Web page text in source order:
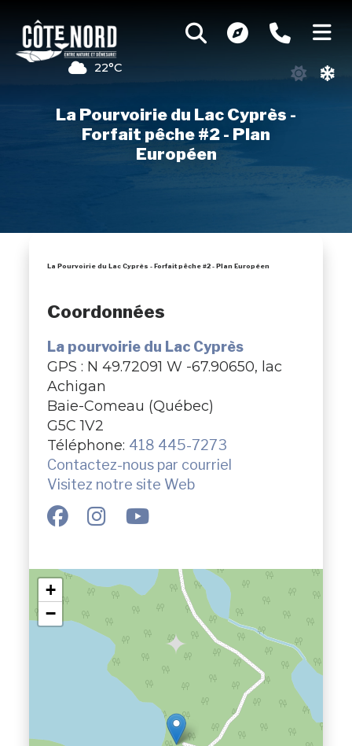
22°C
La Pourvoirie du Lac Cyprès -
Forfait pêche #2 - Plan
Européen
La Pourvoirie du Lac Cyprès - Forfait pêche #2 - Plan Européen
Coordonnées
La pourvoirie du Lac Cyprès
GPS : N 49.72091 W -67.90650, lac
Achigan
Baie-Comeau (Québec)
G5C 1V2
Téléphone: 418 445-7273
Contactez-nous par courriel
Visitez notre site Web
+
−